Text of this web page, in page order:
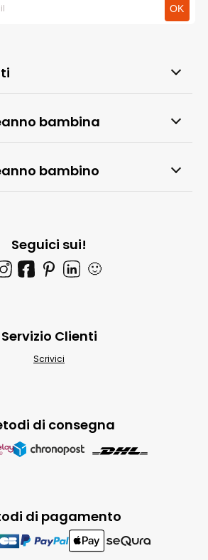
bambina
bambino
Seguici sui!
🙂
di pagamento
di consegna
Servizio Clienti
Scrivici